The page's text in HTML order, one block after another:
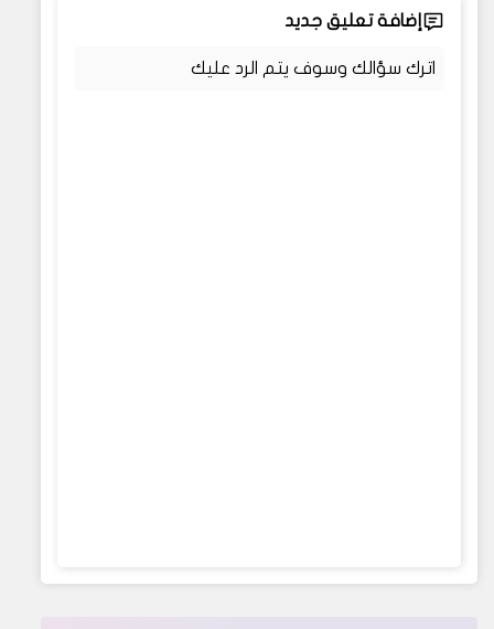
إضافة تعليق جديد
اترك سؤالك وسوف يتم الرد عليك